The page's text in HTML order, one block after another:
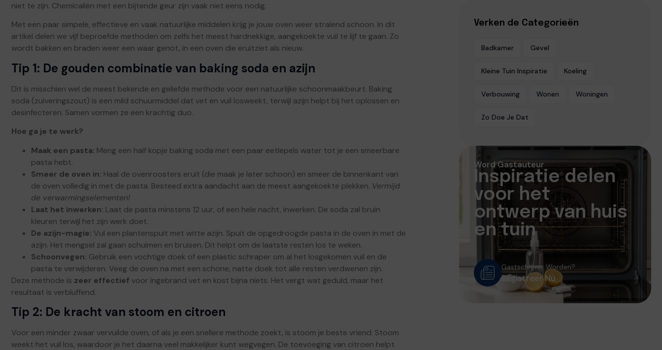
niet te zijn. Chemicaliën met een bijtende geur zijn vaak niet eens nodig.
Met een paar simpele, effectieve en vaak natuurlijke middelen krijg je jouw oven weer stralend schoon. In dit
artikel delen we vijf beproefde methoden om zelfs het meest hardnekkige, aangekoekte vuil te lijf te gaan. Zo
wordt bakken en braden weer een waar genot, in een oven die eruitziet als nieuw.
Tip 1: De gouden combinatie van baking soda en azijn
Dit is misschien wel de meest bekende en geliefde methode voor een natuurlijke schoonmaakbeurt. Baking
soda (zuiveringszout) is een mild schuurmiddel dat vet en vuil losweekt, terwijl azijn helpt bij het oplossen en
desinfecteren. Samen vormen ze een krachtig duo.
Hoe ga je te werk?
Maak een pasta: Meng een half kopje baking soda met een paar eetlepels water tot je een smeerbare
pasta hebt.
Smeer de oven in: Haal de ovenroosters eruit (die maak je later schoon) en smeer de binnenkant van
de oven volledig in met de pasta. Besteed extra aandacht aan de meest aangekoekte plekken. Vermijd
de verwarmingselementen!
Laat het inwerken: Laat de pasta minstens 12 uur, of een hele nacht, inwerken. De soda zal bruin
kleuren terwijl het zijn werk doet.
De azijn-magie: Vul een plantenspuit met witte azijn. Spuit de opgedroogde pasta in de oven in met de
azijn. Het mengsel zal gaan schuimen en bruisen. Dit helpt om de laatste resten los te weken.
Schoonvegen: Gebruik een vochtige doek of een plastic schraper om al het losgekomen vuil en de
pasta te verwijderen. Veeg de oven na met een schone, natte doek tot alle resten verdwenen zijn.
Deze methode is zeer effectief voor ingebrand vet en kost bijna niets. Het vergt wat geduld, maar het
resultaat is verbluffend.
Tip 2: De kracht van stoom en citroen
Voor een minder zwaar vervuilde oven, of als je een snellere methode zoekt, is stoom je beste vriend. Stoom
weekt het vuil los, waardoor je het daarna veel makkelijker kunt wegvegen. De toevoeging van citroen helpt
Verken de Categorieën
Badkamer Gevel
Kleine Tuin Inspiratie Koeling
Verbouwing Wonen Woningen
Zo Doe Je Dat
Word Gastauteur
Inspiratie delen
voor het
ontwerp van huis
en tuin
Gastschrijver Worden?
Registreer Nu